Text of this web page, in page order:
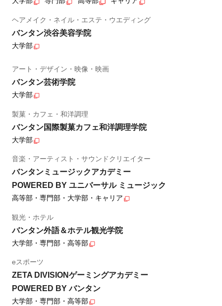
ヘアメイク・ネイル・エステ・ウエディング
バンタン渋谷美容学院
大学部
アート・デザイン・映像・映画
バンタン芸術学院
大学部
製菓・カフェ・和洋調理
バンタン国際製菓カフェ和洋調理学院
大学部
音楽・アーティスト・サウンドクリエイター
バンタンミュージックアカデミー
POWERED BY ユニバーサル ミュージック
高等部・専門部・大学部・キャリア
観光・ホテル
バンタン外語＆ホテル観光学院
大学部・専門部・高等部
eスポーツ
ZETA DIVISIONゲーミングアカデミー
POWERED BY バンタン
大学部・専門部・高等部